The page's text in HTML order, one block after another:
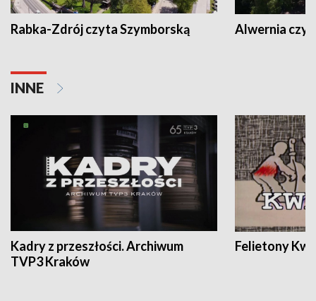
Rabka-Zdrój czyta Szymborską Alwernia
INNE
Kadry z przeszłości. Archiwum
TVP3 Kraków
Felietony